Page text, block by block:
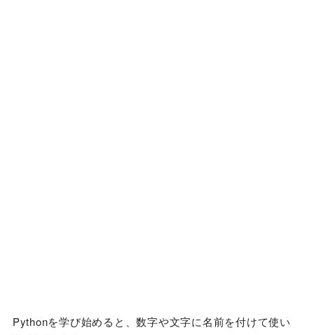
Pythonを学び始めると、数字や文字に名前を付けて使い